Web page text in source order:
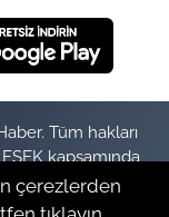
Tüm hakları
FSEK kapsamında
çerezlerden